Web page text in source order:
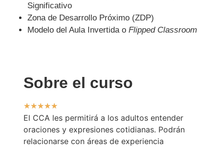
Significativo
Zona de Desarrollo Próximo (ZDP)
Modelo del Aula Invertida o Flipped Classroom
Sobre el curso
★★★★★
El CCA les permitirá a los adultos entender
oraciones y expresiones cotidianas. Podrán
relacionarse con áreas de experiencia